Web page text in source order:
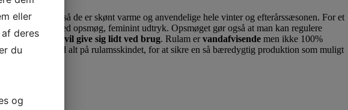
bagside, så de er skønt varme og anvendelige hele vinter og efterårssæsonen. For et
og ét, med opsmøg, feminint udtryk. Opsmøget gør også at man kan regulere
i str. og vil give sig lidt ved brug. Rulam ervandafvisende men ikke 100%
derved alt på rulamsskindet, for at sikre en så bæredygtig produktion som muligt
eller
deres
du
og